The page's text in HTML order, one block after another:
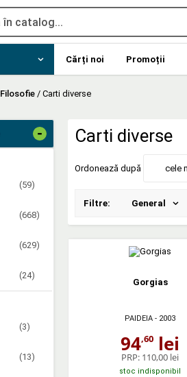
Cărți noi Promoții
Filosofie / Carti diverse
-
(59)
(668)
(629)
(24)
(3)
(13)
Carti diverse
Ordonează după cele
Filtre: General
Gorgias
PAIDEIA - 2003
94,60 lei
PRP: 110,00 lei
stoc indisponibil